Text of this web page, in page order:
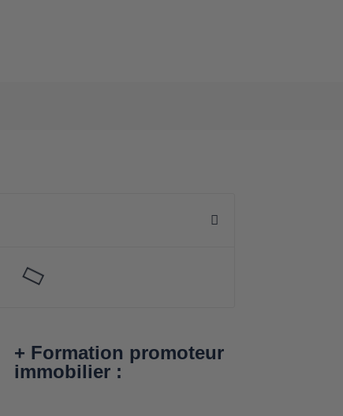
+ Formation promoteur
immobilier :